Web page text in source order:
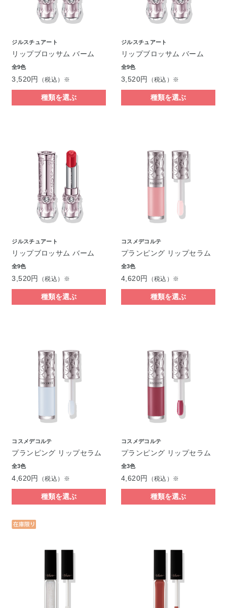
ジルスチュアート
リップブロッサム バーム
全9色
3,520円 （税込）※
種類を選ぶ
ジルスチュアート
リップブロッサム バーム
全9色
3,520円 （税込）※
種類を選ぶ
ジルスチュアート
リップブロッサム バーム
全9色
3,520円 （税込）※
種類を選ぶ
コスメデコルテ
プランピング リップセラム
全3色
4,620円 （税込）※
種類を選ぶ
コスメデコルテ
プランピング リップセラム
全3色
4,620円 （税込）※
種類を選ぶ
コスメデコルテ
プランピング リップセラム
全3色
4,620円 （税込）※
種類を選ぶ